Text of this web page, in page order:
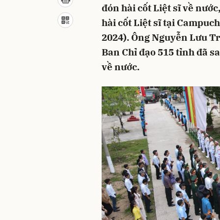
đón hài cốt Liệt sĩ về
hài cốt Liệt sĩ tại
2024). Ông Nguyễn Lưu
Ban Chỉ đạo 515 tỉnh đã
về nước.